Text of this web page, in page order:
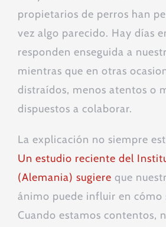
propietarios de perros han
vez algo parecido. Hay días
responden enseguida a
mientras que en otras
distraídos, menos atentos o
dispuestos a colaborar.
La explicación no siempre
Un estudio reciente del
(Alemania) sugiere que
ánimo puede influir en cómo
Cuando estamos contentos,